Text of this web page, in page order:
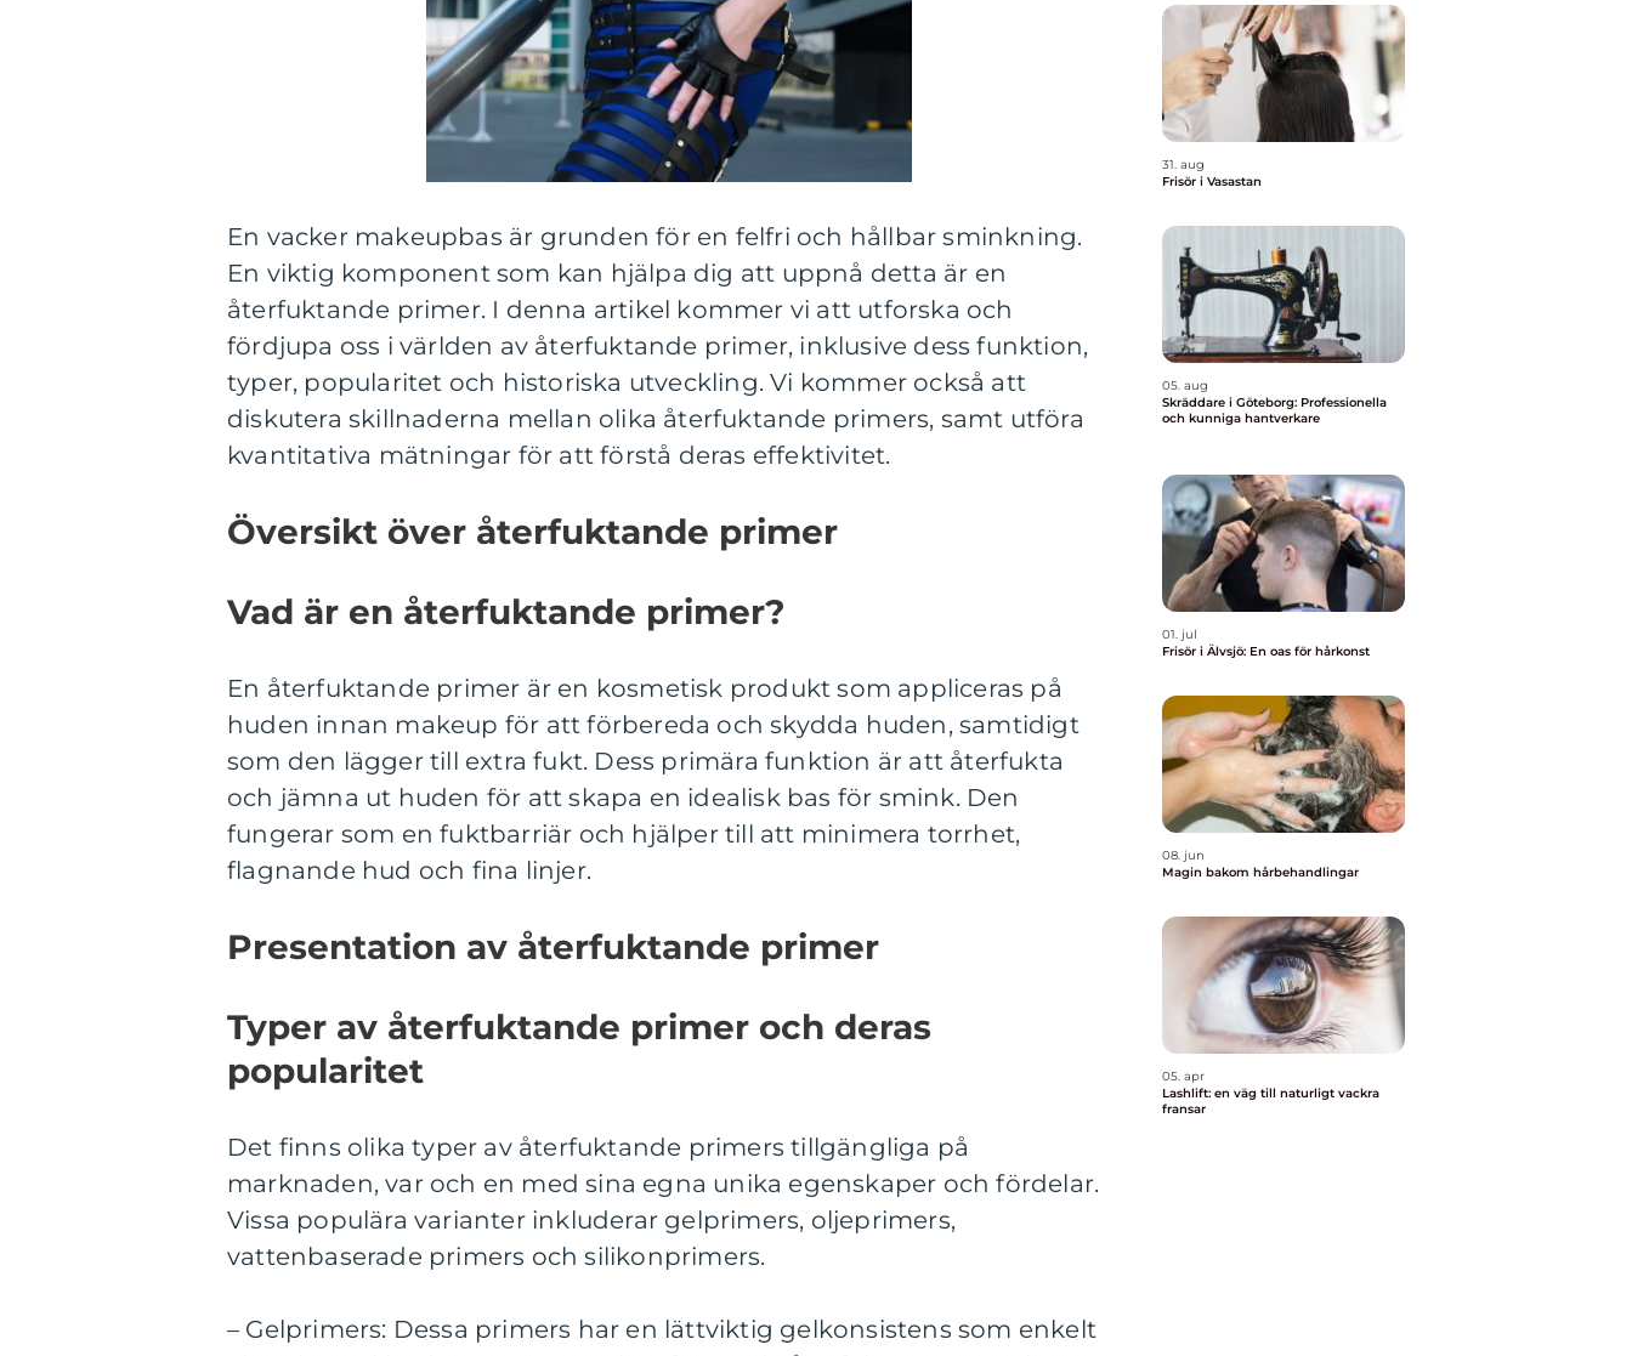
En vacker makeupbas är grunden för en felfri och hållbar sminkning.
En viktig komponent som kan hjälpa dig att uppnå detta är en
återfuktande primer. I denna artikel kommer vi att utforska och
fördjupa oss i världen av återfuktande primer, inklusive dess funktion,
typer, popularitet och historiska utveckling. Vi kommer också att
diskutera skillnaderna mellan olika återfuktande primers, samt utföra
kvantitativa mätningar för att förstå deras effektivitet.
Översikt över återfuktande primer
Vad är en återfuktande primer?
En återfuktande primer är en kosmetisk produkt som appliceras på
huden innan makeup för att förbereda och skydda huden, samtidigt
som den lägger till extra fukt. Dess primära funktion är att återfukta
och jämna ut huden för att skapa en idealisk bas för smink. Den
fungerar som en fuktbarriär och hjälper till att minimera torrhet,
flagnande hud och fina linjer.
Presentation av återfuktande primer
Typer av återfuktande primer och deras
popularitet
Det finns olika typer av återfuktande primers tillgängliga på
marknaden, var och en med sina egna unika egenskaper och fördelar.
Vissa populära varianter inkluderar gelprimers, oljeprimers,
vattenbaserade primers och silikonprimers.
– Gelprimers: Dessa primers har en lättviktig gelkonsistens som enkelt
31. aug
Frisör i Vasastan
05. aug
Skräddare i Göteborg: Professionella
och kunniga hantverkare
01. jul
Frisör i Älvsjö: En oas för hårkonst
08. jun
Magin bakom hårbehandlingar
05. apr
Lashlift: en väg till naturligt vackra
fransar